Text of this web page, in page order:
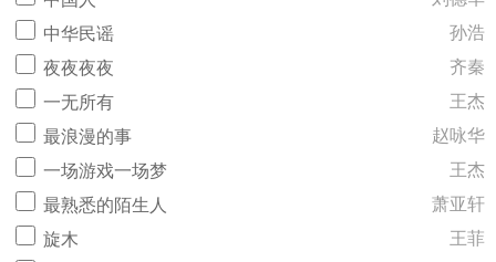
中华民谣
孙浩
夜夜夜夜
齐秦
一无所有
王杰
最浪漫的事
赵咏华
一场游戏一场梦
王杰
最熟悉的陌生人
萧亚轩
旋木
王菲